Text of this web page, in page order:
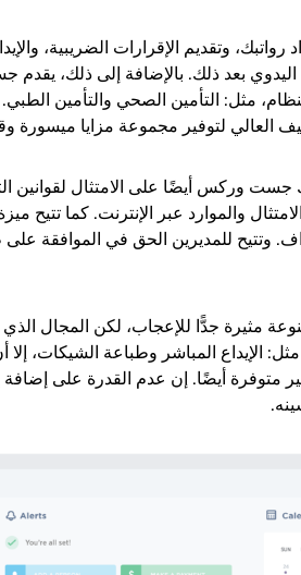
وتقديم الإقرارات الضريبية،
بعد ذلك. بالإضافة إلى ذلك،
مثل: التأمين الصحي والتأمين
العالي لتوفير مجموعة مزايا ميسورة
جست وركس أيضًا على الامتثال
والموارد عبر الإنترنت. كما تتيح
وتتيح للمديرين الحق في الموافقة
مثيرة جدًّا للإعجاب، لكن المجال الذي
الإيداع المباشر وطباعة الشيكات،
متوفرة أيضًا. إن عدم القدرة على